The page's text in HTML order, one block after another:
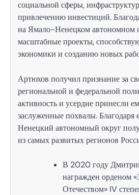
социальной сферы,
привлечению инвестиций.
на Ямало-Ненецком автономном
масштабные проекты,
экономики и созданию новых
Артюхов получил признание за
региональной и федеральной
активность и усердие принесли
заслуженные похвалы.
Ненецкий автономный округ
из самых развитых регионов
В 2020 году
награжден орденом
Отечеством» IV